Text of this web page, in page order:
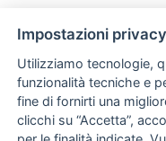
Impostazioni
Utilizziamo tecnologie,
funzionalità tecniche e
fine di fornirti una
clicchi su “Accetta”,